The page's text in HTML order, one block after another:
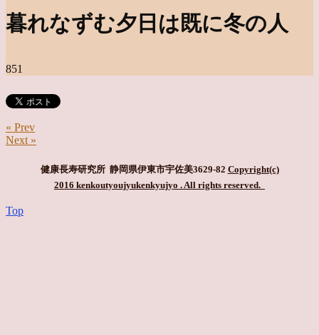
暮れなずむ夕日は既に冬の人
851
« Prev
Next »
健康長寿研究所 静岡県伊東市宇佐美3629-82 Copyright(c)
2016 kenkoutyoujyukenkyujyo . All rights reserved.
Top